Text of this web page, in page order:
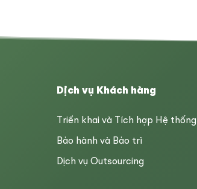
Dịch vụ Khách hàng
Triển khai và Tích hợp Hệ thống
Bảo hành và Bảo trì
Dịch vụ Outsourcing